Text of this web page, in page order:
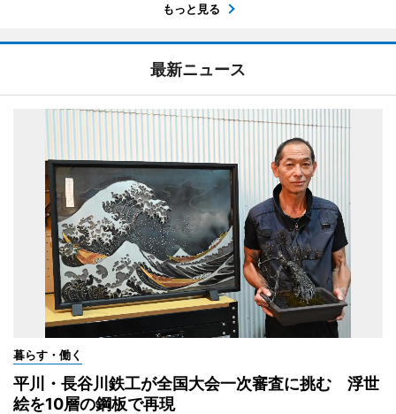
もっと見る
最新ニュース
暮らす・働く
平川・長谷川鉄工が全国大会一次審査に挑む 浮世
絵を10層の鋼板で再現